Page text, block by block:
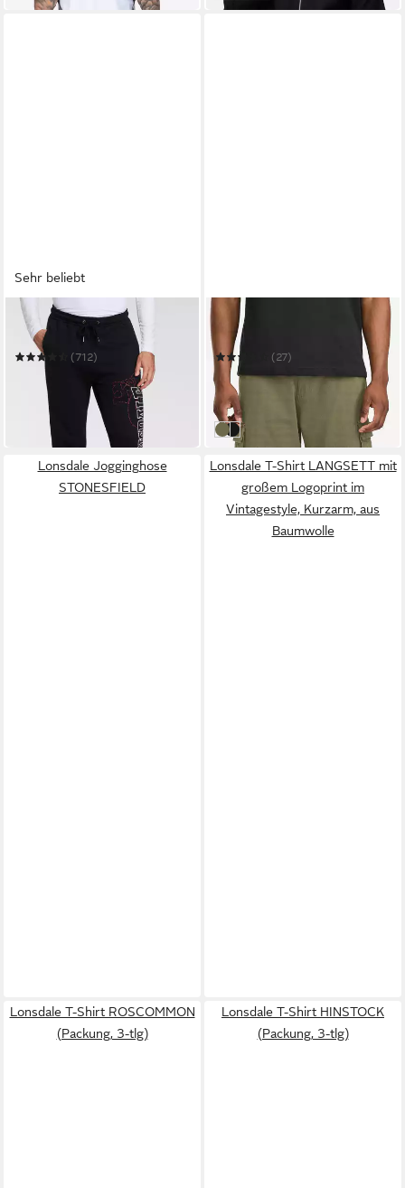
Sehr beliebt
LONSDALE
Jogginghose DARTFORD
(712)
ab 26,99 € 44,90 €
in 1-2 Werktagen bei dir
LONSDALE
Cargoshorts BALRATH
(27)
ab 26,99 € UVP49,90 €
-46%
in 1-2 Werktagen bei dir
olive/black
black/grey
Lonsdale Jogginghose
STONESFIELD
Lonsdale T-Shirt LANGSETT mit
großem Logoprint im
Vintagestyle, Kurzarm, aus
Baumwolle
Lonsdale T-Shirt ROSCOMMON
(Packung, 3-tlg)
Lonsdale T-Shirt HINSTOCK
(Packung, 3-tlg)